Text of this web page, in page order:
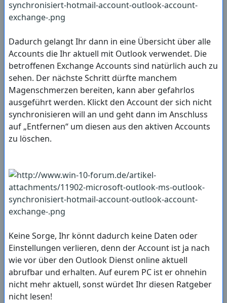
Dadurch gelangt Ihr dann in eine Übersicht über alle
Accounts die Ihr aktuell mit Outlook verwendet. Die
betroffenen Exchange Accounts sind natürlich auch zu
sehen. Der nächste Schritt dürfte manchem
Magenschmerzen bereiten, kann aber gefahrlos
ausgeführt werden. Klickt den Account der sich nicht
synchronisieren will an und geht dann im Anschluss
auf „Entfernen“ um diesen aus den aktiven Accounts
zu löschen.
Keine Sorge, Ihr könnt dadurch keine Daten oder
Einstellungen verlieren, denn der Account ist ja nach
wie vor über den Outlook Dienst online aktuell
abrufbar und erhalten. Auf eurem PC ist er ohnehin
nicht mehr aktuell, sonst würdet Ihr diesen Ratgeber
nicht lesen!